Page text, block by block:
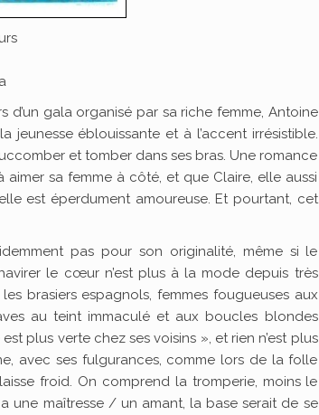
d’un gala organisé par sa riche femme, Antoine
jeunesse éblouissante et à l’accent irrésistible.
et tomber dans ses bras. Une romance
sa femme à côté, et que Claire, elle aussi
est éperdument amoureuse. Et pourtant, cet
pas pour son originalité, même si le
le cœur n’est plus à la mode depuis très
brasiers espagnols, femmes fougueuses aux
au teint immaculé et aux boucles blondes
plus verte chez ses voisins », et rien n’est plus
avec ses fulgurances, comme lors de la folle
froid. On comprend la tromperie, moins le
une maîtresse / un amant, la base serait de se